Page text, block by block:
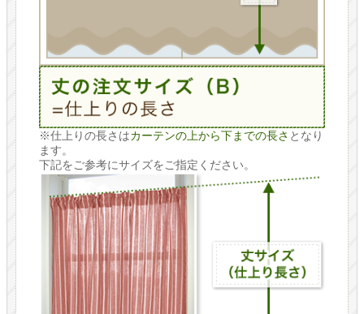
※仕上りの長さはカーテンの上から下までの長さ となり
ます。
下記をご参考にサイズをご指定ください。